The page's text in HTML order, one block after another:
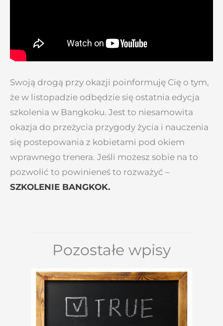
Swoją drogą przy okazji poinformuję Cię o tym,
że w listopadzie odbędzie się ostatnia edycja
szkolenia w Bangkoku. Jest to niesamowita
okazja do przeżycia przygody życia i nauczenia
się postepowania z kobietami pod okiem
wprawnego trenera. Jeśli możesz sobie na to
pozwolić to powinieneś to rozważyć –
SZKOLENIE BANGKOK.
Pozostałe wpisy